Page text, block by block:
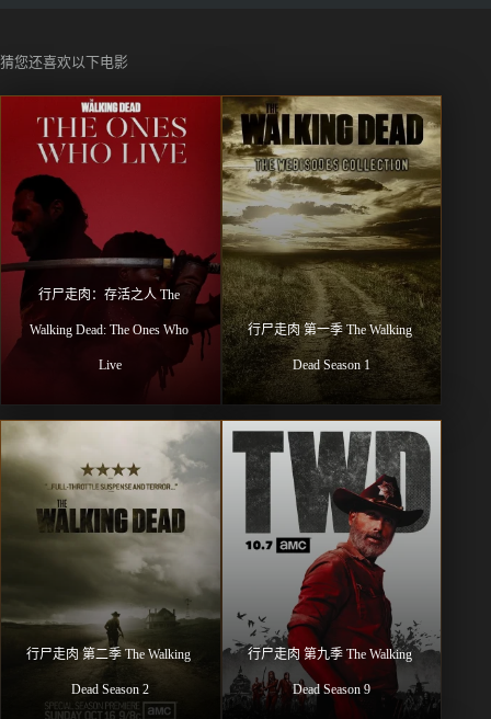
猜您还喜欢以下电影
行尸走肉：存活之人 The
Walking Dead: The Ones Who
Live
行尸走肉 第一季 The Walking
Dead Season 1
行尸走肉 第二季 The Walking
Dead Season 2
行尸走肉 第九季 The Walking
Dead Season 9